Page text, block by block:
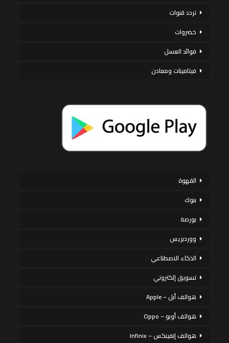
تردد قنوات
خضروات
فوائد العسل
فيتامينات ومعادن
القهوة
بنوك
بورصة
ووردبريس
الذكاء الاصطناعي
تسويق إلكتروني
هواتف أبل – Apple
هواتف أوبو – Oppo
هواتف إنفينكس – Infinix